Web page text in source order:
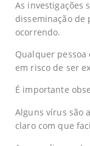
As investigações
disseminação de
ocorrendo.
Qualquer
em risco de ser
É importante
Alguns vírus são
claro com que